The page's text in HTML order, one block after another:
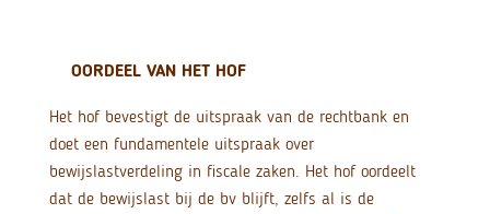
OORDEEL VAN HET HOF
Het hof bevestigt de uitspraak van de rechtbank en
doet een fundamentele uitspraak over
bewijslastverdeling in fiscale zaken. Het hof oordeelt
dat de bewijslast bij de bv blijft, zelfs al is de